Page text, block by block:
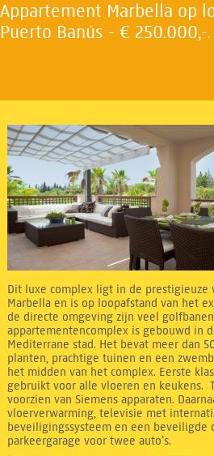
Appartement Marbella op
Puerto Banús - € 250.000,-.
Dit luxe complex ligt in de prestigieuze
Marbella en is op loopafstand van het
de directe omgeving zijn veel
appartementencomplex is gebouwd in
Mediterrane stad. Het bevat meer dan
planten, prachtige tuinen en een
het midden van het complex. Eerste
gebruikt voor alle vloeren en keukens.
voorzien van Siemens apparaten.
vloerverwarming, televisie met
beveiligingssysteem en een beveiligde
parkeergarage voor twee auto’s.